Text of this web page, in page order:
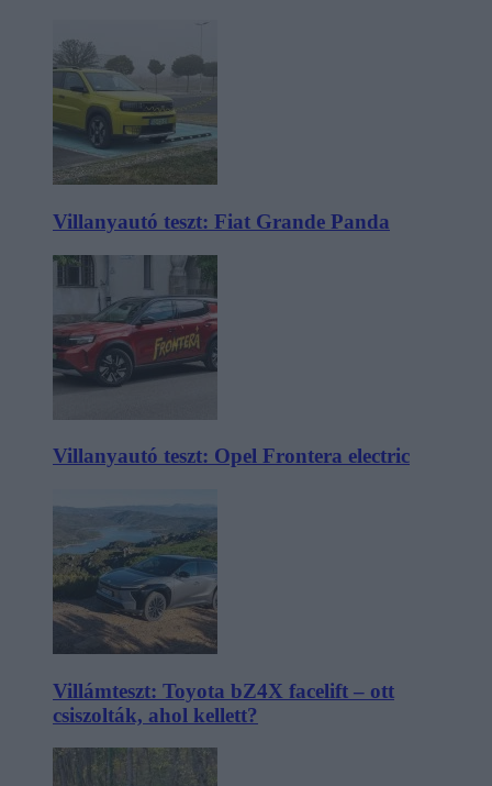
Villanyautó teszt: Fiat Grande Panda
Villanyautó teszt: Opel Frontera electric
Villámteszt: Toyota bZ4X facelift – ott
csiszolták, ahol kellett?